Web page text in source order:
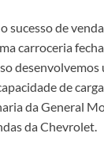
sucesso de
carroceria
de
da General
da Chevrolet.